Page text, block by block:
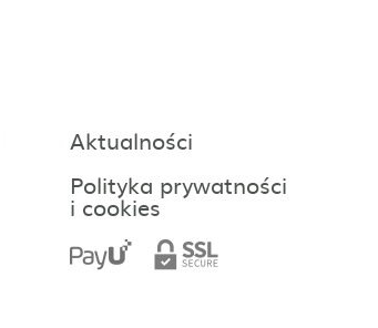
Aktualności
Polityka prywatności
i cookies